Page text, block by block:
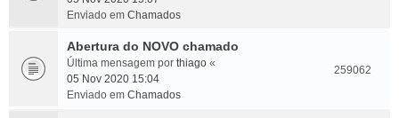
Enviado em Chamados
Abertura do NOVO chamado
Última mensagem por thiago «
05 Nov 2020 15:04
Enviado em Chamados
259062